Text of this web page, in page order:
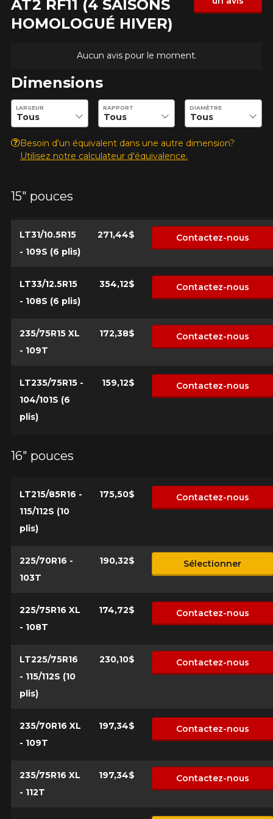
AT2 RF11 (4 SAISONS
HOMOLOGUÉ HIVER)
Aucun avis pour le moment.
Dimensions
Entrez les dimensions souhaitées pour vérifier la disponibilité
LARGEUR RAPPORT DIAMÈTRE
Besoin d'un équivalent dans une autre dimension?
Utilisez notre calculateur d'équivalence.
15" pouces
LT31/10.5R15
- 109S (6 plis)
271,44$ Contactez-nous
LT33/12.5R15
- 108S (6 plis)
354,12$ Contactez-nous
235/75R15 XL
- 109T
172,38$ Contactez-nous
LT235/75R15 -
104/101S (6
plis)
159,12$ Contactez-nous
16" pouces
LT215/85R16 -
115/112S (10
plis)
175,50$ Contactez-nous
225/70R16 -
103T
190,32$ Sélectionner
225/75R16 XL
- 108T
174,72$ Contactez-nous
LT225/75R16
- 115/112S (10
plis)
230,10$ Contactez-nous
235/70R16 XL
- 109T
197,34$ Contactez-nous
235/75R16 XL
- 112T
197,34$ Contactez-nous
Votre avis concernant le
DYNAPRO AT2 RF11 (4
SAISONS HOMOLOGUÉ
Nom
Votre véhicule
Année
Marque
Option